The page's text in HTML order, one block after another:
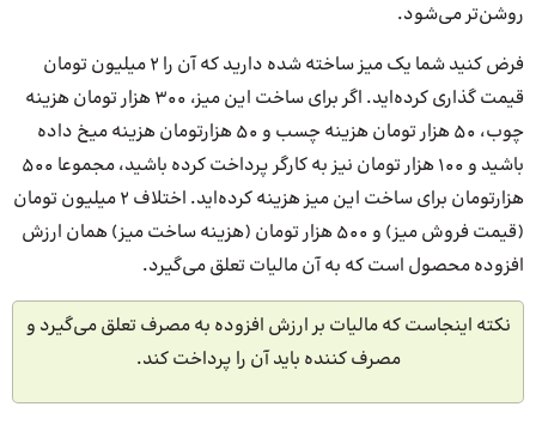
روشن‌تر می‌شود.
فرض کنید شما یک میز ساخته شده دارید که آن را 2 میلیون تومان
قیمت گذاری کرده‌اید. اگر برای ساخت این میز، 300 هزار تومان هزینه
چوب، 50 هزار تومان هزینه چسب و 50 هزارتومان هزینه میخ داده
باشید و 100 هزار تومان نیز به کارگر پرداخت کرده باشید، مجموعا 500
هزارتومان برای ساخت این میز هزینه کرده‌اید. اختلاف 2 میلیون تومان
(قیمت فروش میز) و 500 هزار تومان (هزینه ساخت میز) همان ارزش
افزوده محصول است که به آن مالیات تعلق می‌گیرد.
نکته اینجاست که مالیات بر ارزش افزوده به مصرف تعلق می‌گیرد و
مصرف کننده باید آن را پرداخت کند.